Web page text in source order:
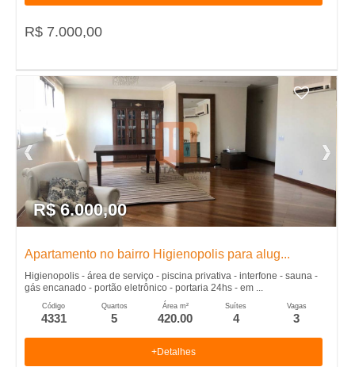
R$ 7.000,00
R$ 6.000,00
Apartamento no bairro Higienopolis para alug...
Higienopolis - área de serviço - piscina privativa - interfone - sauna -
gás encanado - portão eletrônico - portaria 24hs - em ...
Código
4331
Quartos
5
Área m²
420.00
Suítes
4
Vagas
3
+Detalhes